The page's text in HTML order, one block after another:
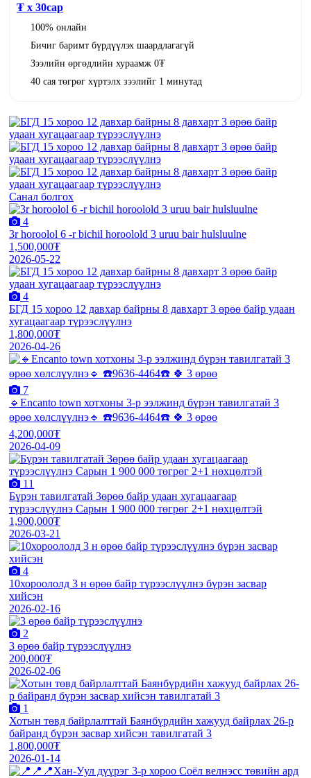
₮ x 30сар
100% онлайн
Бичиг баримт бүрдүүлэх шаардлагагүй
Зээлийн өргөдлийн хураамж 0₮
40 сая төгрөг хүртэлх зээлийг 1 минутад
Санал болгох
4
3r horoolol 6 -r bichil horoolold 3 uruu bair hulsluulne
1,500,000₮
2026-05-22
4
БГД 15 хороо 12 давхар байрны 8 давхарт 3 өрөө байр удаан
хугацаагаар түрээслүүлнэ
1,800,000₮
2026-04-26
7
🔹️Encanto town хотхоны 3-р ээлжинд бүрэн тавилгатай 3
өрөө хөлслүүлнэ🔹️ ☎️9636-4464☎️ 🍀 3 өрөө
4,200,000₮
2026-04-09
11
Бүрэн тавилгатай 3өрөө байр удаан хугацаагаар
түрээслүүлнэ Сарын 1 900 000 төгрөг 2+1 нөхцөлтэй
1,900,000₮
2026-03-21
4
10хороололд 3 н өрөө байр түрээслүүлнэ бүрэн засвар
хийсэн
2026-02-16
2
3 өрөө байр түрээслүүлнэ
200,000₮
2026-02-06
1
Хотын төвд байрлалттай Баянбүрдийн хажууд байрлах 26-р
байранд бүрэн засвар хийсэн тавилгатай 3
1,800,000₮
2026-01-14